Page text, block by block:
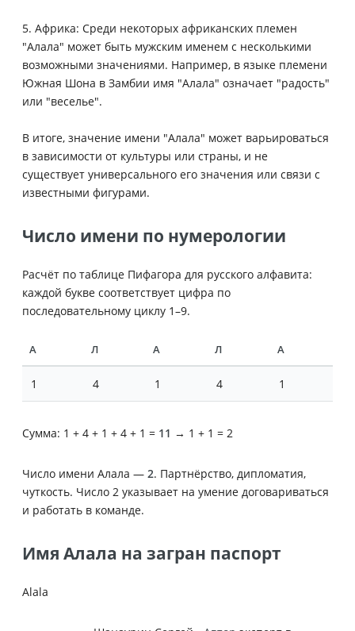
5. Африка: Среди некоторых африканских племен
"Алала" может быть мужским именем с несколькими
возможными значениями. Например, в языке племени
Южная Шона в Замбии имя "Алала" означает "радость"
или "веселье".
В итоге, значение имени "Алала" может варьироваться
в зависимости от культуры или страны, и не
существует универсального его значения или связи с
известными фигурами.
Число имени по нумерологии
Расчёт по таблице Пифагора для русского алфавита:
каждой букве соответствует цифра по
последовательному циклу 1–9.
А Л А Л А
1 4 1 4 1
Сумма: 1 + 4 + 1 + 4 + 1 = 11 → 1 + 1 = 2
Число имени Алала — 2. Партнёрство, дипломатия,
чуткость. Число 2 указывает на умение договариваться
и работать в команде.
Имя Алала на загран паспорт
Alala